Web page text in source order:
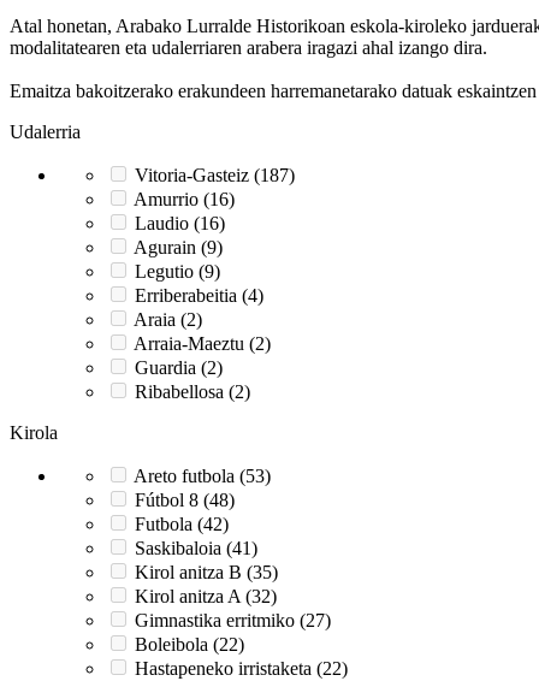
Atal honetan, Arabako Lurralde Historikoan eskola-kiroleko
modalitatearen eta udalerriaren arabera iragazi ahal izango dira.
Emaitza bakoitzerako erakundeen harremanetarako datuak
Udalerria
Vitoria-Gasteiz (187)
Amurrio (16)
Laudio (16)
Agurain (9)
Legutio (9)
Erriberabeitia (4)
Araia (2)
Arraia-Maeztu (2)
Guardia (2)
Ribabellosa (2)
Kirola
Areto futbola (53)
Fútbol 8 (48)
Futbola (42)
Saskibaloia (41)
Kirol anitza B (35)
Kirol anitza A (32)
Gimnastika erritmiko (27)
Boleibola (22)
Hastapeneko irristaketa (22)